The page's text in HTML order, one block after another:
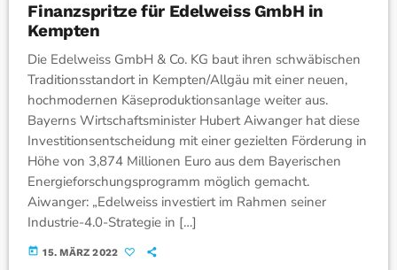
Finanzspritze für Edelweiss GmbH in
Kempten
Die Edelweiss GmbH & Co. KG baut ihren schwäbischen
Traditionsstandort in Kempten/Allgäu mit einer neuen,
hochmodernen Käseproduktionsanlage weiter aus.
Bayerns Wirtschaftsminister Hubert Aiwanger hat diese
Investitionsentscheidung mit einer gezielten Förderung in
Höhe von 3,874 Millionen Euro aus dem Bayerischen
Energieforschungsprogramm möglich gemacht.
Aiwanger: „Edelweiss investiert im Rahmen seiner
Industrie-4.0-Strategie in […]
today 15. MÄRZ 2022